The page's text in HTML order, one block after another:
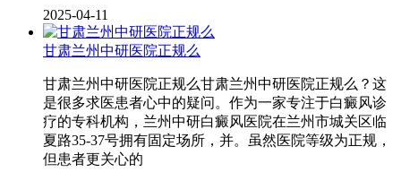
2025-04-11
甘肃兰州中研医院正规么
甘肃兰州中研医院正规么甘肃兰州中研医院正规么？这
是很多求医患者心中的疑问。作为一家专注于白癜风诊
疗的专科机构，兰州中研白癜风医院在兰州市城关区临
夏路35-37号拥有固定场所，并。虽然医院等级为正规，
但患者更关心的